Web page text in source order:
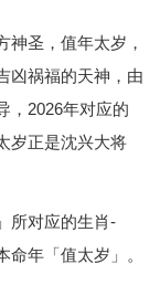
神圣，值年太岁，
凶祸福的天神，由
，2026年对应的
岁正是沈兴大将
所对应的生肖-
年「值太岁」。